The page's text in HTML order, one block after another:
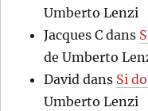
Umberto Lenzi
Jacques C dans
de Umberto
David dans Si
Umberto Lenzi